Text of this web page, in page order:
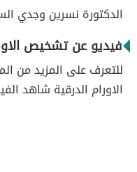
الدكتورة نسرين وجدي
فيديو عن تشخيص
للتعرف على المزيد من
الاورام الدرقية شاهد